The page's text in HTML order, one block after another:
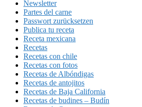
Newsletter
Partes del carne
Passwort zurücksetzen
Publica tu receta
Receta mexicana
Recetas
Recetas con chile
Recetas con fotos
Recetas de Albóndigas
Recetas de antojitos
Recetas de Baja California
Recetas de budines – Budín